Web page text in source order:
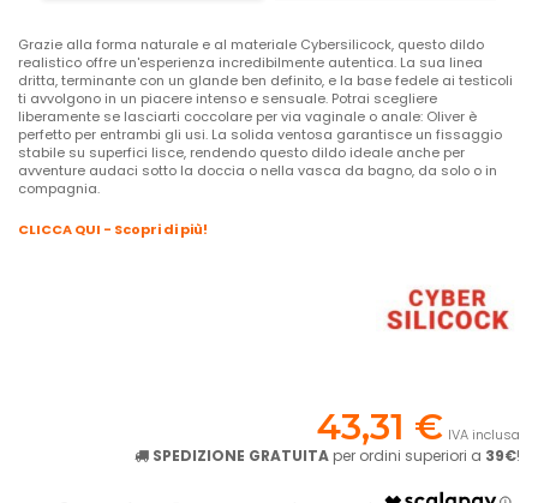
Grazie alla forma naturale e al materiale Cybersilicock, questo dildo
realistico offre un'esperienza incredibilmente autentica. La sua linea
dritta, terminante con un glande ben definito, e la base fedele ai testicoli
ti avvolgono in un piacere intenso e sensuale. Potrai scegliere
liberamente se lasciarti coccolare per via vaginale o anale: Oliver è
perfetto per entrambi gli usi. La solida ventosa garantisce un fissaggio
stabile su superfici lisce, rendendo questo dildo ideale anche per
avventure audaci sotto la doccia o nella vasca da bagno, da solo o in
compagnia.
CLICCA QUI - Scopri di più!
43,31 € IVA inclusa
SPEDIZIONE GRATUITA per ordini superiori a 39€!